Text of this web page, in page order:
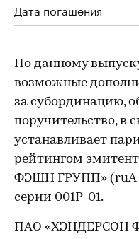
Дата погашения
По данному
возможные
за субординацию,
поручительство, в
устанавливает
рейтингом
ФЭШН ГРУПП»
серии 001P-01.
ПАО «ХЭНДЕРСОН